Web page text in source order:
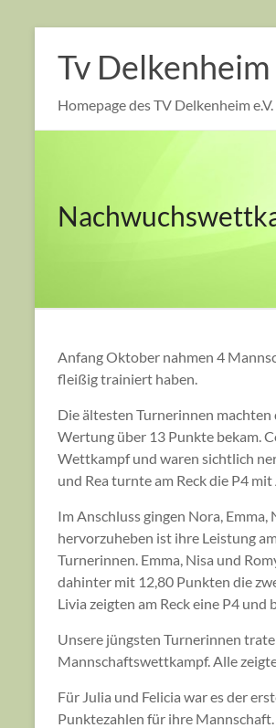
Tv Delkenheim
Homepage des TV Delkenheim e.V.
Anfang Oktober nahmen 4
fleißig trainiert haben.
Die ältesten Turnerinnen machten
Wertung über 13 Punkte bekam.
Wettkampf und waren sichtlich
und Rea turnte am Reck die P4
Im Anschluss gingen Nora,
hervorzuheben ist ihre Leistung
Turnerinnen. Emma, Nisa und
dahinter mit 12,80 Punkten die
Livia zeigten am Reck eine P4
Unsere jüngsten Turnerinnen
Mannschaftswettkampf. Alle
Für Julia und Felicia war es der
Punktezahlen für ihre